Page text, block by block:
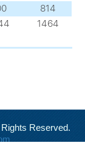
814
1464
Reserved.